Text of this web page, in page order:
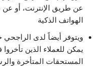
عن طريق الإنترنت، أو
الهواتف الذكية
ويتوفر أيضاً لدى
يمكن للعملاء الذين
المستحقات المتأخرة